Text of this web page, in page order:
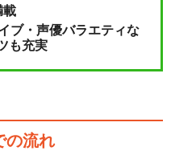
載
ブ・声優バラエティな
も充実
の流れ